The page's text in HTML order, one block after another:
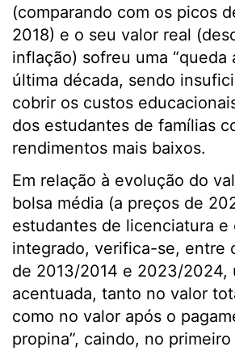
(comparando com os picos
2018) e o seu valor real
inflação) sofreu uma “queda
última década, sendo
cobrir os custos
dos estudantes de famílias
rendimentos mais baixos.
Em relação à evolução do
bolsa média (a preços de
estudantes de licenciatura e
integrado, verifica-se, entre
de 2013/2014 e 2023/2024,
acentuada, tanto no valor
como no valor após o
propina”, caindo, no